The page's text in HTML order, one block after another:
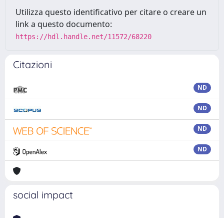
Utilizza questo identificativo per citare o creare un
link a questo documento:
https://hdl.handle.net/11572/68220
Citazioni
ND
ND
ND
ND
social impact